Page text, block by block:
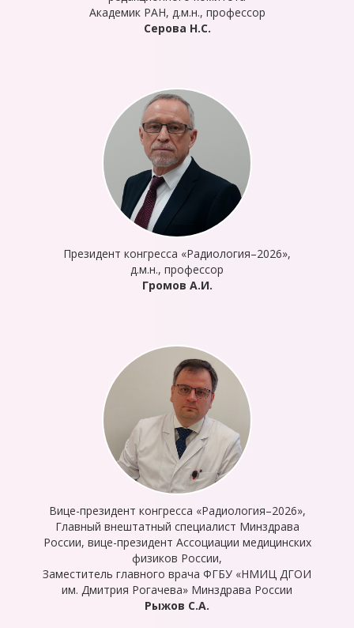
Академик РАН, д.м.н., профессор
Серова Н.С.
Президент конгресса «Радиология–2026»,
д.м.н., профессор
Громов А.И.
Вице-президент конгресса «Радиология–2026»,
Главный внештатный специалист Минздрава
России, вице-президент Ассоциации медицинских
физиков России,
Заместитель главного врача ФГБУ «НМИЦ ДГОИ
им. Дмитрия Рогачева» Минздрава России
Рыжов С.А.